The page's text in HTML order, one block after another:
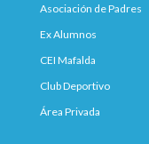
Asociación de Padres
Ex Alumnos
CEI Mafalda
Club Deportivo
Área Privada